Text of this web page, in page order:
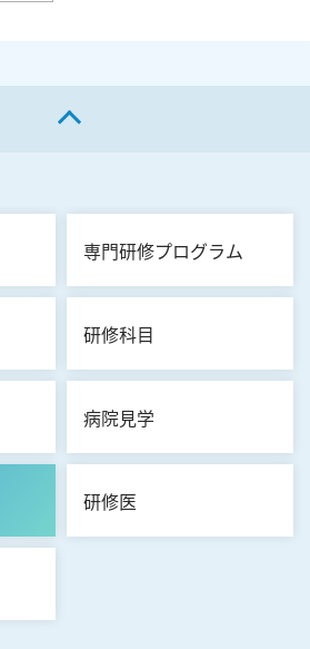
専門研修プログラム
研修科目
病院見学
研修医